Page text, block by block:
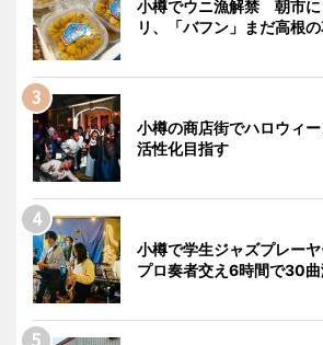
小樽でウニ漁解禁 朝市に
リ、「バフン」まだ高根
小樽の商店街でハロウィ
活性化目指す
小樽で学生ジャズプレー
プロ奏者交え6時間で30